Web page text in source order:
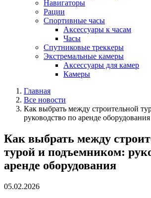
Навигаторы
Рации
Спортивные часы
Аксессуары к часам
Часы
Спутниковые треккеры
Экстремальные камеры
Аксессуары для камер
Камеры
Главная
Все новости
Как выбрать между строительной
руководство по аренде оборудования
Как выбрать между
турой и подъемником:
аренде оборудования
05.02.2026